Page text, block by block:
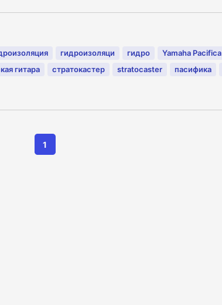
гидроизоляци гидро
Yamaha Pacifica
гитара стратокастер stratocaster пасифика
1